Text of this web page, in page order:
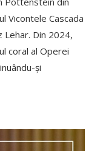
Vicontele Cascada
Lehar. Din 2024,
coral al Operei
și